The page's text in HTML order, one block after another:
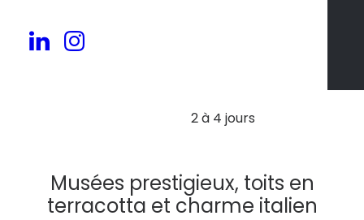
2 à 4 jours
Musées prestigieux, toits en
terracotta et charme italien